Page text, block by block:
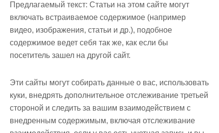
Предлагаемый текст: Статьи на этом сайте могут
включать встраиваемое содержимое (например
видео, изображения, статьи и др.), подобное
содержимое ведет себя так же, как если бы
посетитель зашел на другой сайт.
Эти сайты могут собирать данные о вас, использовать
куки, внедрять дополнительное отслеживание третьей
стороной и следить за вашим взаимодействием с
внедренным содержимым, включая отслеживание